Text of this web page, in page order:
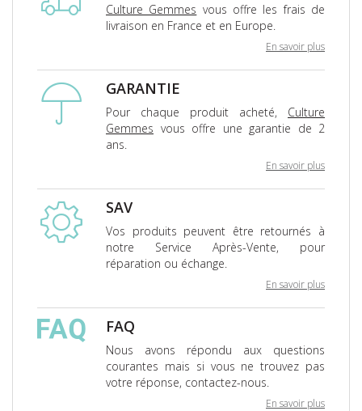
Culture Gemmes vous offre les frais de
livraison en France et en Europe.
En savoir plus
GARANTIE
Pour chaque produit acheté, Culture
Gemmes vous offre une garantie de 2
ans.
En savoir plus
SAV
Vos produits peuvent être retournés à
notre Service Après-Vente, pour
réparation ou échange.
En savoir plus
FAQ
Nous avons répondu aux questions
courantes mais si vous ne trouvez pas
votre réponse, contactez-nous.
En savoir plus